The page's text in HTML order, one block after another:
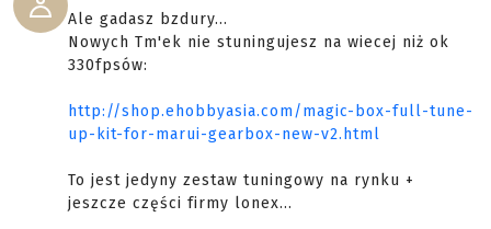
Ale gadasz bzdury...
Nowych Tm'ek nie stuningujesz na wiecej niż ok
330fpsów:
http://shop.ehobbyasia.com/magic-box-full-tune-
up-kit-for-marui-gearbox-new-v2.html
To jest jedyny zestaw tuningowy na rynku +
jeszcze części firmy lonex...